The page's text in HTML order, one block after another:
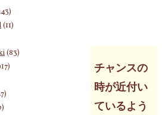
チャンスの
時が近付い
ているよう
(11)
(83)